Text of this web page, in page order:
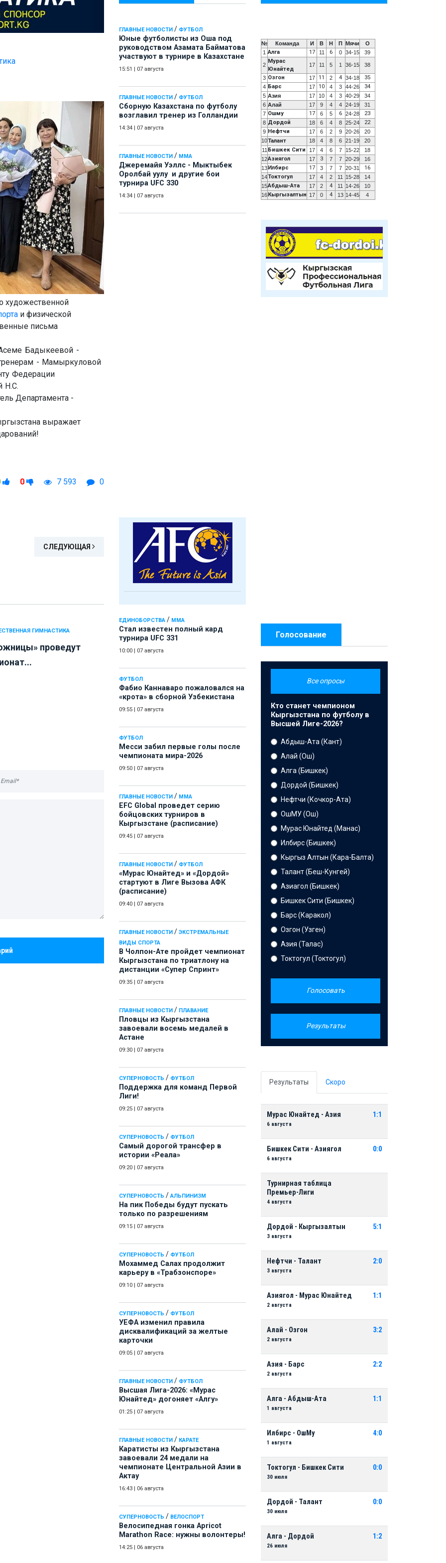
ГЛАВНЫЕ НОВОСТИ / ФУТБОЛ
Юные футболисты из Оша под
руководством Азамата Байматова
участвуют в турнире в Казахстане
15:51 07 августа
ГЛАВНЫЕ НОВОСТИ / ФУТБОЛ
Сборную Казахстана по футболу
возглавил тренер из Голландии
14:34 07 августа
ГЛАВНЫЕ НОВОСТИ / ММА
Джеремайя Уэллс - Мыктыбек
Оролбай уулу и другие бои
турнира UFC 330
14:34 07 августа
ЕДИНОБОРСТВА / ММА
Стал известен полный кард
турнира UFC 331
10:00 07 августа
ФУТБОЛ
Фабио Каннаваро пожаловался на
«крота» в сборной Узбекистана
09:55 07 августа
ФУТБОЛ
Месси забил первые голы после
чемпионата мира-2026
09:50 07 августа
ГЛАВНЫЕ НОВОСТИ / ММА
EFC Global проведет серию
бойцовских турниров в
Кыргызстане (расписание)
09:45 07 августа
ГЛАВНЫЕ НОВОСТИ / ФУТБОЛ
«Мурас Юнайтед» и «Дордой»
стартуют в Лиге Вызова АФК
(расписание)
09:40 07 августа
ГЛАВНЫЕ НОВОСТИ / ЭКСТРЕМАЛЬНЫЕ
ВИДЫ СПОРТА
В Чолпон-Ате пройдет чемпионат
Кыргызстана по триатлону на
дистанции «Супер Спринт»
09:35 07 августа
ГЛАВНЫЕ НОВОСТИ / ПЛАВАНИЕ
Пловцы из Кыргызстана
завоевали восемь медалей в
Астане
09:30 07 августа
СУПЕРНОВОСТЬ / ФУТБОЛ
Поддержка для команд Первой
Лиги!
09:25 07 августа
СУПЕРНОВОСТЬ / ФУТБОЛ
Самый дорогой трансфер в
истории «Реала»
09:20 07 августа
СУПЕРНОВОСТЬ / АЛЬПИНИЗМ
На пик Победы будут пускать
только по разрешениям
09:15 07 августа
СУПЕРНОВОСТЬ / ФУТБОЛ
Мохаммед Салах продолжит
карьеру в «Трабзонспоре»
09:10 07 августа
СУПЕРНОВОСТЬ / ФУТБОЛ
УЕФА изменил правила
дисквалификаций за желтые
карточки
09:05 07 августа
ГЛАВНЫЕ НОВОСТИ / ФУТБОЛ
Высшая Лига-2026: «Мурас
Юнайтед» догоняет «Алгу»
01:25 07 августа
ГЛАВНЫЕ НОВОСТИ / КАРАТЕ
Каратисты из Кыргызстана
завоевали 24 медали на
чемпионате Центральной Азии в
Актау
16:43 06 августа
СУПЕРНОВОСТЬ / ВЕЛОСПОРТ
Велосипедная гонка Apricot
Marathon Race: нужны волонтеры!
14:25 06 августа
художественной
и физической
письма
Бадыкеевой -
- Мамыркуловой
Федерации
Н.С.
Департамента -
выражает
0 7 593 0
СЛЕДУЮЩАЯ
ГИМНАСТИКА
проведут
№ Команда И В Н П Мячи
О
1 Алга 17 11 6 0 34-15 39
2
Мурас
Юнайтед
17 11 5 1 36-15 38
3 Озгон 17 11 2 4 34-18 35
4 Барс 17 10 4 3 44-26 34
5 Азия 17 10 4 3 40-29
34
6 Алай 17 9 4 4 24-19
31
7 Ошму 17 6 5 6 24-28 23
8 Дордой 18 6 4 8 25-24 22
9 Нефтчи 17 6 2 9 20-26
20
10Талант 18 4 8 6 21-19
20
11 Бишкек Сити 17 4 6 7 15-22
18
12Азиягол 17 3 7 7 20-29
16
13 Илбирс 17 3 7 7 20-31 16
14Токтогул 17 4 2 11 15-28
14
15Абдыш-Ата 17 2 4 11 14-26
10
16 Кыргызалтын 17 0 4 13 14-45 4
Голосование
Все опросы
Кто станет чемпионом
Кыргызстана по футболу в
Высшей Лиге-2026?
Абдыш-Ата (Кант)
Алай (Ош)
Алга (Бишкек)
Дордой (Бишкек)
Нефтчи (Кочкор-Ата)
ОшМУ (Ош)
Мурас Юнайтед (Манас)
Илбирс (Бишкек)
Кыргыз Алтын (Кара-Балта)
Талант (Беш-Кунгей)
Азиагол (Бишкек)
Бишкек Сити (Бишкек)
Барс (Каракол)
Озгон (Узген)
Азия (Талас)
Токтогул (Токтогул)
Голосовать
Результаты
Результаты Скоро
Мурас Юнайтед - Азия
6 августа
1:1
Бишкек Сити - Азиягол
6 августа
0:0
Турнирная таблица
Премьер-Лиги
4 августа
Дордой - Кыргызалтын
3 августа
5:1
Нефтчи - Талант
3 августа
2:0
Азиягол - Мурас Юнайтед
2 августа
1:1
Алай - Озгон
2 августа
3:2
Азия - Барс
2 августа
2:2
Алга - Абдыш-Ата
1 августа
1:1
Илбирс - ОшМу
1 августа
4:0
Токтогул - Бишкек Сити
30 июля
0:0
Дордой - Талант
30 июля
0:0
Алга - Дордой
26 июля
1:2